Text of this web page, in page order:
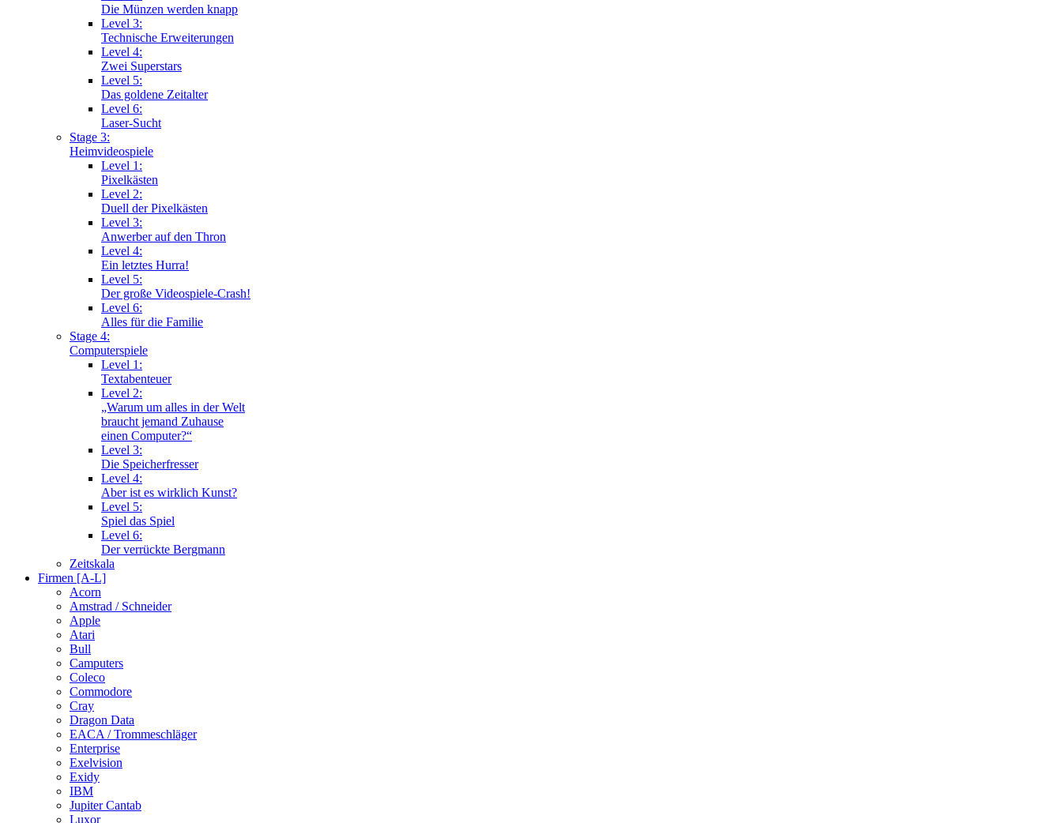
Die Münzen werden knapp
Level 3:
Technische Erweiterungen
Level 4:
Zwei Superstars
Level 5:
Das goldene Zeitalter
Level 6:
Laser-Sucht
Stage 3:
Heimvideospiele
Level 1:
Pixelkästen
Level 2:
Duell der Pixelkästen
Level 3:
Anwerber auf den Thron
Level 4:
Ein letztes Hurra!
Level 5:
Der große Videospiele-Crash!
Level 6:
Alles für die Familie
Stage 4:
Computerspiele
Level 1:
Textabenteuer
Level 2:
„Warum um alles in der Welt
braucht jemand Zuhause
einen Computer?“
Level 3:
Die Speicherfresser
Level 4:
Aber ist es wirklich Kunst?
Level 5:
Spiel das Spiel
Level 6:
Der verrückte Bergmann
Zeitskala
Firmen [A-L]
Acorn
Amstrad / Schneider
Apple
Atari
Bull
Camputers
Coleco
Commodore
Cray
Dragon Data
EACA / Trommeschläger
Enterprise
Exelvision
Exidy
IBM
Jupiter Cantab
Luxor